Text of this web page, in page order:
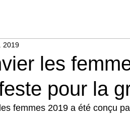
les
pour la
2019
femmes 2019 a été conçu